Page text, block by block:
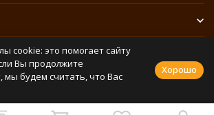
данных
cookie: это помогает сайту
Вы продолжите
мы будем считать, что Вас
Хорошо